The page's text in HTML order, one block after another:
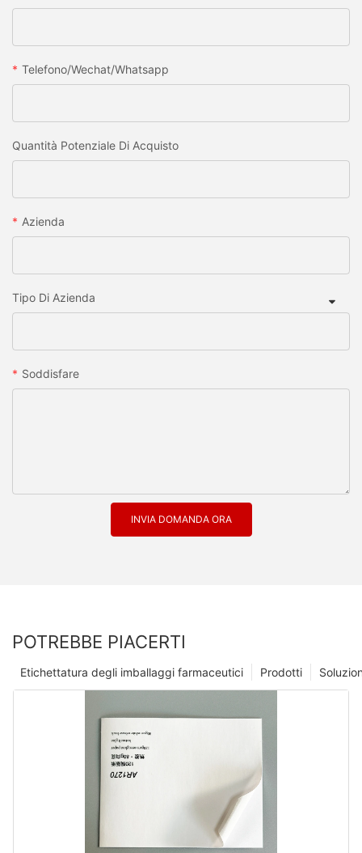
Telefono/wechat/whatsapp
Quantità Potenziale Di Acquisto
Azienda
Tipo Di Azienda
Soddisfare
INVIA DOMANDA ORA
POTREBBE PIACERTI
Prodotti
Etichettatura degli imballaggi farmaceutici